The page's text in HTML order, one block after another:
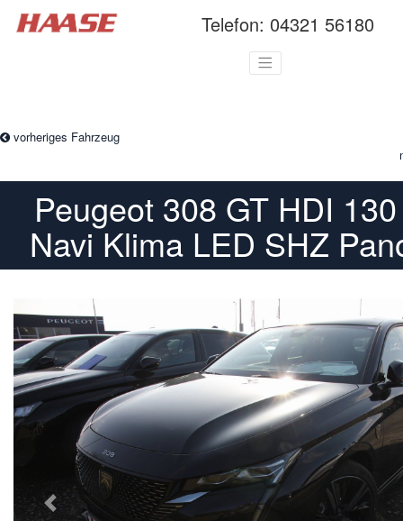
Telefon: 04321 56180
vorheriges Fahrzeug
Peugeot 308 GT HDI
Navi Klima LED SHZ
Previous